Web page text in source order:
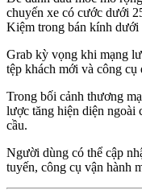
chuyến xe có cước dưới
Kiệm trong bán kính
Grab kỳ vọng khi mạng
tệp khách mới và công
Trong bối cảnh thương
lược tăng hiện diện ngoài
cầu.
Người dùng có thể cập
tuyến, công cụ vận hành